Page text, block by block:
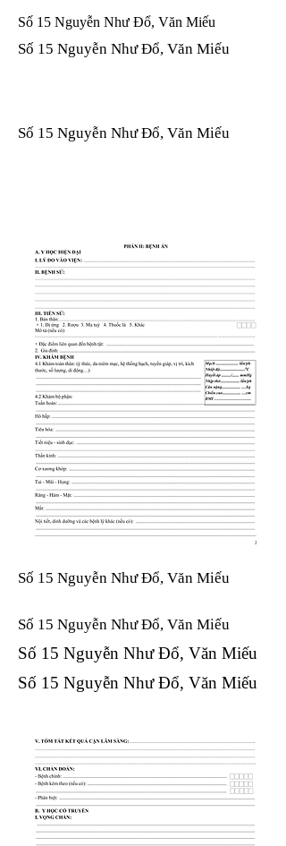
Số 15 Nguyễn Như Đổ, Văn Miếu
Số 15 Nguyễn Như Đổ, Văn Miếu
Số 15 Nguyễn Như Đổ, Văn Miếu
Số 15 Nguyễn Như Đổ, Văn Miếu
Số 15 Nguyễn Như Đổ, Văn Miếu​​​​
Số 15 Nguyễn Như Đổ, Văn Miếu​​​​
Số 15 Nguyễn Như Đổ, Văn Miếu​​​​